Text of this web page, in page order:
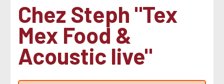
Chez Steph "Tex
Mex Food &
Acoustic live"